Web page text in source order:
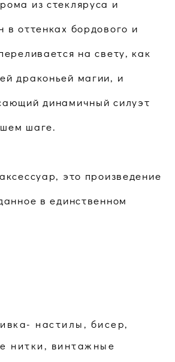
из стекляруса и
в оттенках бордового и
на свету, как
драконьей магии, и
динамичный силуэт
шаге.
это произведение
в единственном
настилы, бисер,
нитки, винтажные